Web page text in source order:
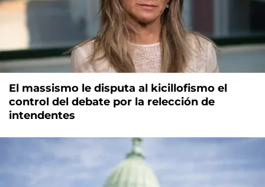
El massismo le disputa al kicillofismo el
control del debate por la relección de
intendentes